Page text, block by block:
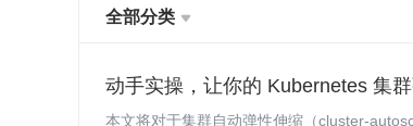
全部分类 
动手实操，让你的 Kubernetes 集群
本文将对于集群自动弹性伸缩（cluster-